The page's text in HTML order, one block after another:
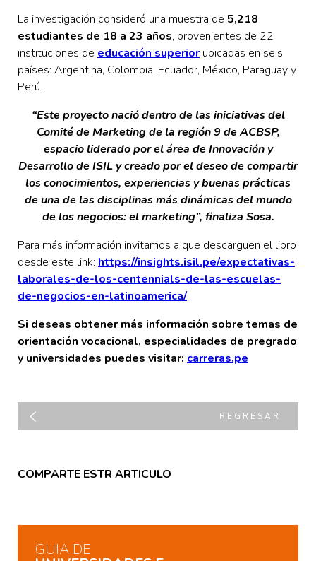
La investigación consideró una muestra de 5,218
estudiantes de 18 a 23 años, provenientes de 22
instituciones de educación superior ubicadas en seis
países: Argentina, Colombia, Ecuador, México, Paraguay y
Perú.
“Este proyecto nació dentro de las iniciativas del
Comité de Marketing de la región 9 de ACBSP,
espacio liderado por el área de Innovación y
Desarrollo de ISIL y creado por el deseo de compartir
los conocimientos, experiencias y buenas prácticas
de una de las disciplinas más dinámicas del mundo
de los negocios: el marketing”, finaliza Sosa.
Para más información invitamos a que descarguen el libro
desde este link: https://insights.isil.pe/expectativas-
laborales-de-los-centennials-de-las-escuelas-
de-negocios-en-latinoamerica/
Si deseas obtener más información sobre temas de
orientación vocacional, especialidades de pregrado
y universidades puedes visitar: carreras.pe
REGRESAR
COMPARTE ESTR ARTICULO
GUIA DE